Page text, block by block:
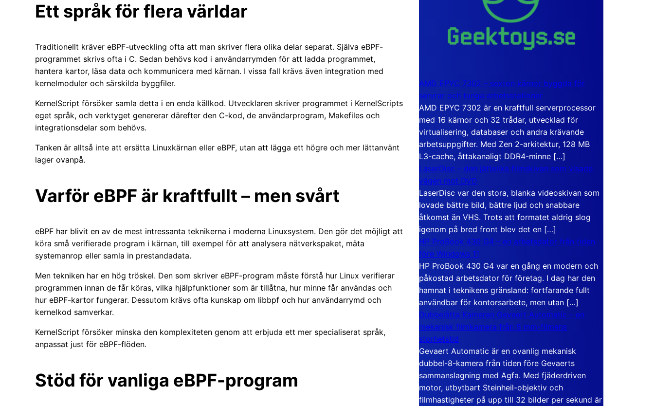
Ett språk för flera världar
Traditionellt kräver eBPF-utveckling ofta att man skriver flera olika delar separat. Själva eBPF-
programmet skrivs ofta i C. Sedan behövs kod i användarrymden för att ladda programmet,
hantera kartor, läsa data och kommunicera med kärnan. I vissa fall krävs även integration med
kernelmoduler och särskilda byggfiler.
KernelScript försöker samla detta i en enda källkod. Utvecklaren skriver programmet i KernelScripts
eget språk, och verktyget genererar därefter den C-kod, de användarprogram, Makefiles och
integrationsdelar som behövs.
Tanken är alltså inte att ersätta Linuxkärnan eller eBPF, utan att lägga ett högre och mer lättanvänt
lager ovanpå.
Varför eBPF är kraftfullt – men svårt
eBPF har blivit en av de mest intressanta teknikerna i moderna Linuxsystem. Den gör det möjligt att
köra små verifierade program i kärnan, till exempel för att analysera nätverkspaket, mäta
systemanrop eller samla in prestandadata.
Men tekniken har en hög tröskel. Den som skriver eBPF-program måste förstå hur Linux verifierar
programmen innan de får köras, vilka hjälpfunktioner som är tillåtna, hur minne får användas och
hur eBPF-kartor fungerar. Dessutom krävs ofta kunskap om libbpf och hur användarrymd och
kernelkod samverkar.
KernelScript försöker minska den komplexiteten genom att erbjuda ett mer specialiserat språk,
anpassat just för eBPF-flöden.
Stöd för vanliga eBPF-program
AMD EPYC 7302 – sexton kärnor byggda för
servrar och tunga arbetsstationer
AMD EPYC 7302 är en kraftfull serverprocessor
med 16 kärnor och 32 trådar, utvecklad för
virtualisering, databaser och andra krävande
arbetsuppgifter. Med Zen 2-arkitektur, 128 MB
L3-cache, åttakanaligt DDR4-minne […]
LaserDisc – den jättelika filmskivan som visade
vägen mot DVD
LaserDisc var den stora, blanka videoskivan som
lovade bättre bild, bättre ljud och snabbare
åtkomst än VHS. Trots att formatet aldrig slog
igenom på bred front blev det en […]
HP ProBook 430 G4 – en arbetsdator från tiden
före Windows 11
HP ProBook 430 G4 var en gång en modern och
påkostad arbetsdator för företag. I dag har den
hamnat i teknikens gränsland: fortfarande fullt
användbar för kontorsarbete, men utan […]
Dubbelåtta Kameran Gevaert Automatic – en
mekanisk filmkamera från 8 mm-filmens
storhetstid
Gevaert Automatic är en ovanlig mekanisk
dubbel-8-kamera från tiden före Gevaerts
sammanslagning med Agfa. Med fjäderdriven
motor, utbytbart Steinheil-objektiv och
filmhastigheter på upp till 32 bilder per sekund är